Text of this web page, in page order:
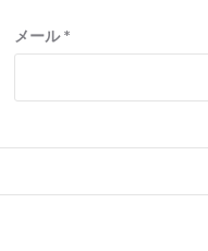
メール*